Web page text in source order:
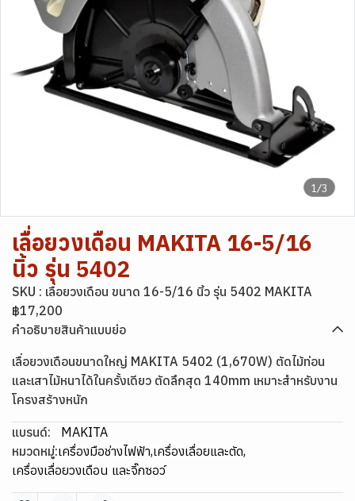
1/3
เลื่อยวงเดือน MAKITA 16-5/16
นิ้ว รุ่น 5402
SKU : เลื่อยวงเดือน ขนาด 16-5/16 นิ้ว รุ่น 5402 MAKITA
฿17,200
คำอธิบายสินค้าแบบย่อ
เลื่อยวงเดือนขนาดใหญ่ MAKITA 5402 (1,670W) ตัดไม้ท่อน
และเสาไม้หนาได้ในครั้งเดียว ตัดลึกสุด 140mm เหมาะสำหรับงาน
โครงสร้างหนัก
แบรนด์:
MAKITA
หมวดหมู่:เครื่องมือช่างไฟฟ้า,เครื่องเลื่อยและตัด,
เครื่องเลื่อยวงเดือน และจิ๊กซอว์